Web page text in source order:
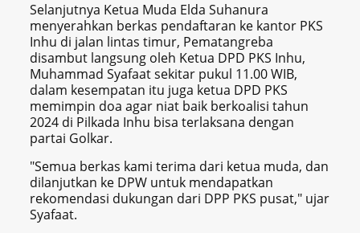
Selanjutnya Ketua Muda Elda Suhanura
menyerahkan berkas pendaftaran ke kantor PKS
Inhu di jalan lintas timur, Pematangreba
disambut langsung oleh Ketua DPD PKS Inhu,
Muhammad Syafaat sekitar pukul 11.00 WIB,
dalam kesempatan itu juga ketua DPD PKS
memimpin doa agar niat baik berkoalisi tahun
2024 di Pilkada Inhu bisa terlaksana dengan
partai Golkar.
"Semua berkas kami terima dari ketua muda, dan
dilanjutkan ke DPW untuk mendapatkan
rekomendasi dukungan dari DPP PKS pusat," ujar
Syafaat.